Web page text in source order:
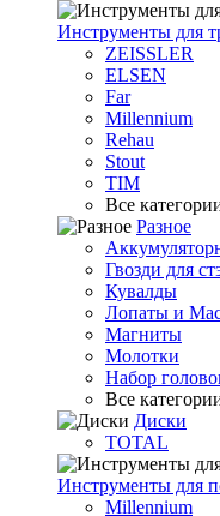
Инструменты для
ZEISSLER
ELSEN
Far
Millennium
Rehau
Stout
TIM
Все
Разное
Гвозди для
Кувалды
Лопаты и
Магниты
Молотки
Набор
Все
Диски
TOTAL
Инструменты для
Millennium